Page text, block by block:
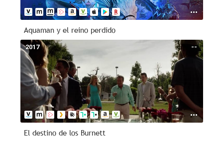
Aquaman y el reino perdido
--
2017
El destino de los Burnett